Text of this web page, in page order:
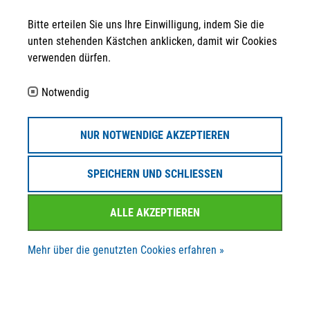
+49 361 30 258 - 130
+49 361 30 258 - 139
Folgen Sie uns auf ...
© STRATEGPRO Real Estate Erfurt GmbH 2023
Bitte erteilen Sie uns Ihre Einwilligung, indem Sie die
unten stehenden Kästchen anklicken, damit wir Cookies
verwenden dürfen.
Notwendig
NUR NOTWENDIGE AKZEPTIEREN
SPEICHERN UND SCHLIESSEN
ALLE AKZEPTIEREN
Mehr über die genutzten Cookies erfahren »